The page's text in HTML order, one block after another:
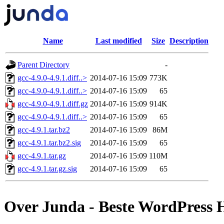
Name Last modified Size Description
Parent Directory
-
gcc-4.9.0-4.9.1.diff..> 2014-07-16 15:09 773K
gcc-4.9.0-4.9.1.diff..> 2014-07-16 15:09
65
gcc-4.9.0-4.9.1.diff.gz 2014-07-16 15:09 914K
gcc-4.9.0-4.9.1.diff..> 2014-07-16 15:09
65
gcc-4.9.1.tar.bz2
2014-07-16 15:09
86M
gcc-4.9.1.tar.bz2.sig
2014-07-16 15:09
65
gcc-4.9.1.tar.gz
2014-07-16 15:09 110M
gcc-4.9.1.tar.gz.sig
2014-07-16 15:09 65
Over Junda - Beste WordPress